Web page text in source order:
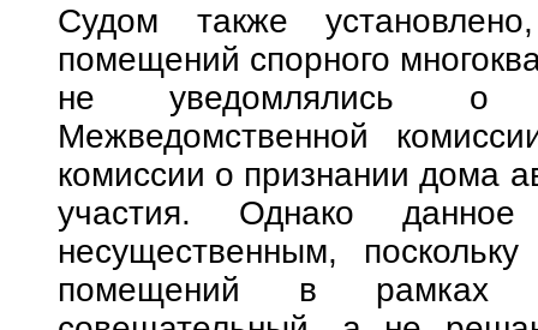
Судом также
помещений спорного
не уведомлялись о
Межведомственной
комиссии о признании дома
участия. Однако
несущественным,
помещений в рамках